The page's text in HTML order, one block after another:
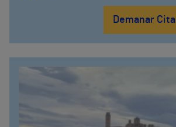
Demanar Cita